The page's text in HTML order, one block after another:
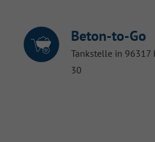
Beton-to-Go
Tankstelle in 96317
30